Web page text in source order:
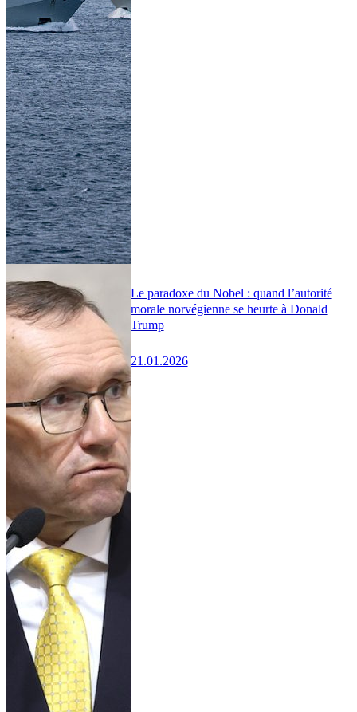
Le paradoxe du Nobel : quand l’autorité
morale norvégienne se heurte à Donald
Trump
21.01.2026